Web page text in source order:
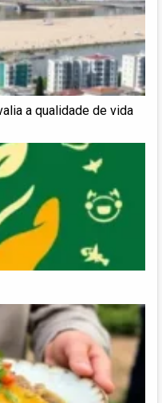
a qualidade de vida